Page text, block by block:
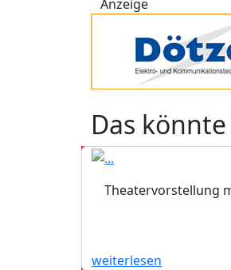
Anzeige
Das
Theatervorstellung
weiterlesen